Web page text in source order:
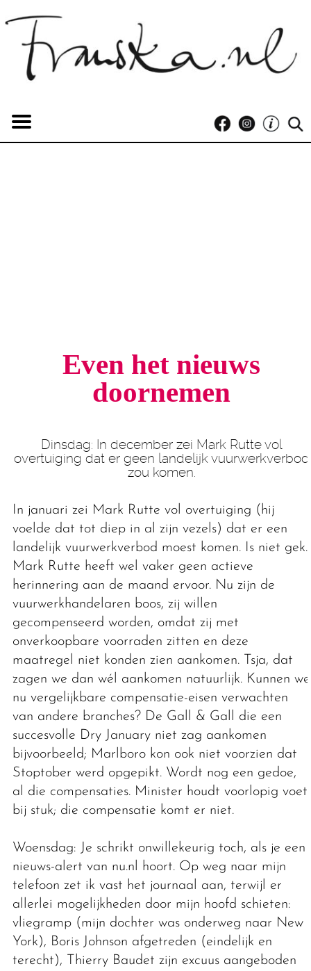
Even het nieuws
doornemen
Dinsdag: In december zei Mark Rutte vol
overtuiging dat er geen landelijk vuurwerkverbod
zou komen.
In januari zei Mark Rutte vol overtuiging (hij
voelde dat tot diep in al zijn vezels) dat er een
landelijk vuurwerkverbod moest komen. Is niet gek.
Mark Rutte heeft wel vaker geen actieve
herinnering aan de maand ervoor. Nu zijn de
vuurwerkhandelaren boos, zij willen
gecompenseerd worden, omdat zij met
onverkoopbare voorraden zitten en deze
maatregel niet konden zien aankomen. Tsja, dat
zagen we dan wél aankomen natuurlijk. Kunnen we
nu vergelijkbare compensatie-eisen verwachten
van andere branches? De Gall & Gall die een
succesvolle Dry January niet zag aankomen
bijvoorbeeld; Marlboro kon ook niet voorzien dat
Stoptober werd opgepikt. Wordt nog een gedoe,
al die compensaties. Minister houdt voorlopig voet
bij stuk; die compensatie komt er niet.
Woensdag: Je schrikt onwillekeurig toch, als je een
nieuws-alert van nu.nl hoort. Op weg naar mijn
telefoon zet ik vast het journaal aan, terwijl er
allerlei mogelijkheden door mijn hoofd schieten:
vliegramp (mijn dochter was onderweg naar New
York), Boris Johnson afgetreden (eindelijk en
terecht), Thierry Baudet zijn excuus aangeboden